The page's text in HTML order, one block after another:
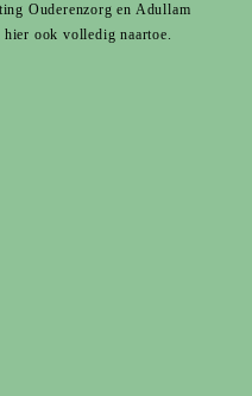
Ouderenzorg en Adullam
hier ook volledig naartoe.